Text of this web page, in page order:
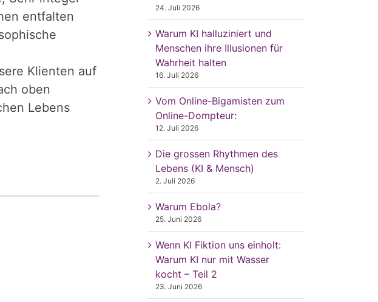
entfalten
Klienten auf
oben
Lebens
24. Juli 2026
Warum KI halluziniert und
Menschen ihre Illusionen für
Wahrheit halten
16. Juli 2026
Vom Online-Bigamisten zum
Online-Dompteur:
12. Juli 2026
Die grossen Rhythmen des
Lebens (KI & Mensch)
2. Juli 2026
Warum Ebola?
25. Juni 2026
Wenn KI Fiktion uns einholt:
Warum KI nur mit Wasser
kocht – Teil 2
23. Juni 2026